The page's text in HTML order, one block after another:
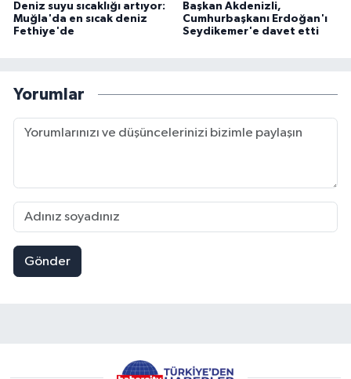
Deniz suyu sıcaklığı artıyor:
Muğla'da en sıcak deniz
Fethiye'de
Başkan Akdenizli,
Cumhurbaşkanı Erdoğan'ı
Seydikemer'e davet etti
Yorumlar
Gönder